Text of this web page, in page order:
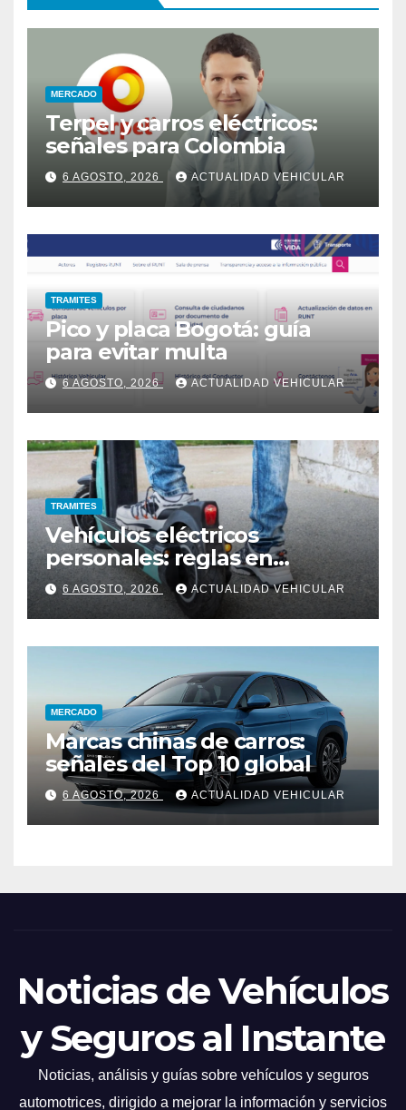
MERCADO
Terpel y carros eléctricos:
señales para Colombia
6 AGOSTO, 2026 ACTUALIDAD VEHICULAR
TRAMITES
Pico y placa Bogotá: guía
para evitar multa
6 AGOSTO, 2026 ACTUALIDAD VEHICULAR
TRAMITES
Vehículos eléctricos
personales: reglas en
Colombia
6 AGOSTO, 2026 ACTUALIDAD VEHICULAR
MERCADO
Marcas chinas de carros:
señales del Top 10 global
6 AGOSTO, 2026 ACTUALIDAD VEHICULAR
Noticias de Vehículos
y Seguros al Instante
Noticias, análisis y guías sobre vehículos y seguros
automotrices, dirigido a mejorar la información y servicios